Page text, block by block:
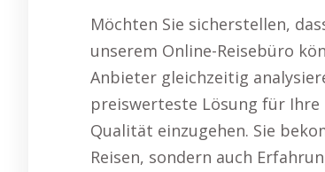
Möchten Sie sicherstellen,
unserem Online-Reisebüro
Anbieter gleichzeitig
preiswerteste Lösung für
Qualität einzugehen. Sie
Reisen, sondern auch